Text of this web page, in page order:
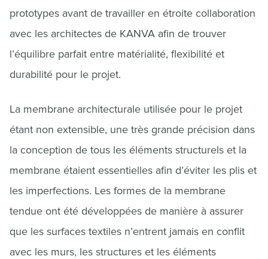
prototypes avant de travailler en étroite collaboration
avec les architectes de KANVA afin de trouver
l’équilibre parfait entre matérialité, flexibilité et
durabilité pour le projet.
La membrane architecturale utilisée pour le projet
étant non extensible, une très grande précision dans
la conception de tous les éléments structurels et la
membrane étaient essentielles afin d’éviter les plis et
les imperfections. Les formes de la membrane
tendue ont été développées de manière à assurer
que les surfaces textiles n’entrent jamais en conflit
avec les murs, les structures et les éléments